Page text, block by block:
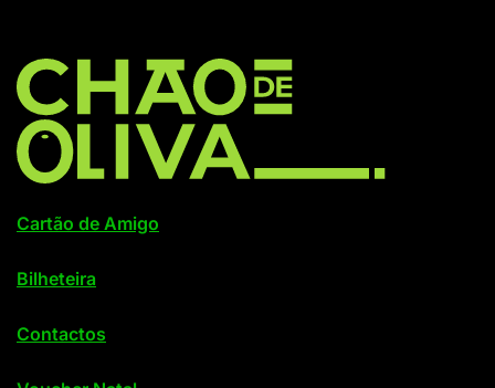
Cartão de Amigo
Bilheteira
Contactos